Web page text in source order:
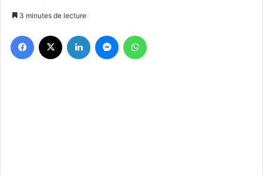
3 minutes de lecture